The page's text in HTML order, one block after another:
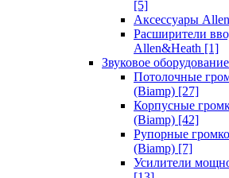
[5]
Аксессуары
Расширители
Allen&Heath [1]
Звуковое
Потолочные
(Biamp) [27]
Корпусные
(Biamp) [42]
Рупорные
(Biamp) [7]
Усилители